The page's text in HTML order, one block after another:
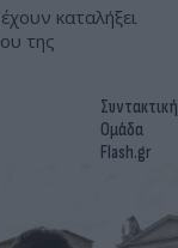
καταλήξει
της
Συντακτική
Ομάδα
Flash.gr